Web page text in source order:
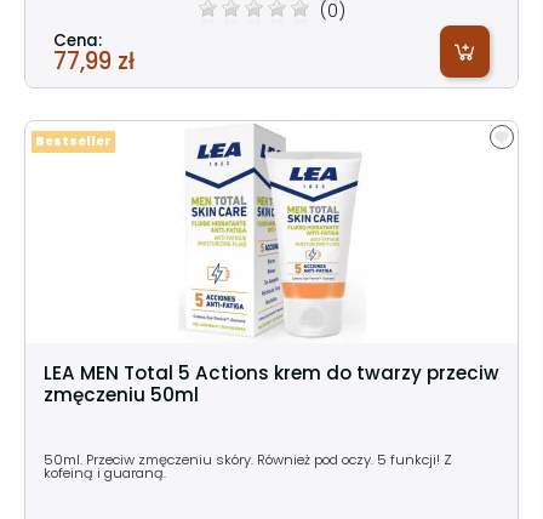
(0)
Cena:
77,99 zł
LEA MEN Total 5 Actions krem do twarzy przeciw
zmęczeniu 50ml
50ml. Przeciw zmęczeniu skóry. Również pod oczy. 5 funkcji! Z
kofeiną i guaraną.
Bestseller